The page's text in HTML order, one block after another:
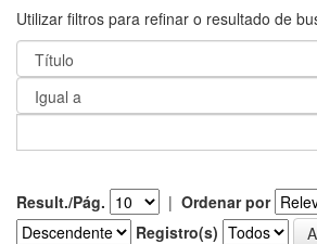
Utilizar filtros para refinar o resultado de
Result./Pág. | Ordenar por
Registro(s)